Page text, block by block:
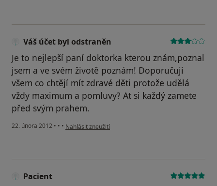
Váš účet byl odstraněn
Je to nejlepší paní doktorka kterou znám,poznal
jsem a ve svém životě poznám! Doporučuji
všem co chtějí mít zdravé děti protože udělá
vždy maximum a pomluvy? At si každý zamete
před svým prahem.
22. února 2012 • • • podle názoru uživatele Váš účet byl odstraněn
Nahlásit zneužití
Pacient